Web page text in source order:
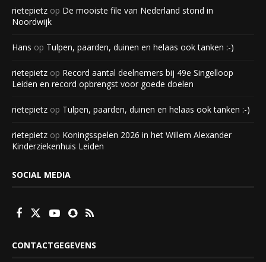
rietepietz op De mooiste file van Nederland stond in
Noordwijk
Hans op Tulpen, paarden, duinen en helaas ook tanken :-)
rietepietz op Record aantal deelnemers bij 49e Singelloop
Leiden en record opbrengst voor goede doelen
rietepietz op Tulpen, paarden, duinen en helaas ook tanken :-)
rietepietz op Koningsspelen 2026 in het Willem Alexander
Kinderziekenhuis Leiden
SOCIAL MEDIA
CONTACTGEGEVENS